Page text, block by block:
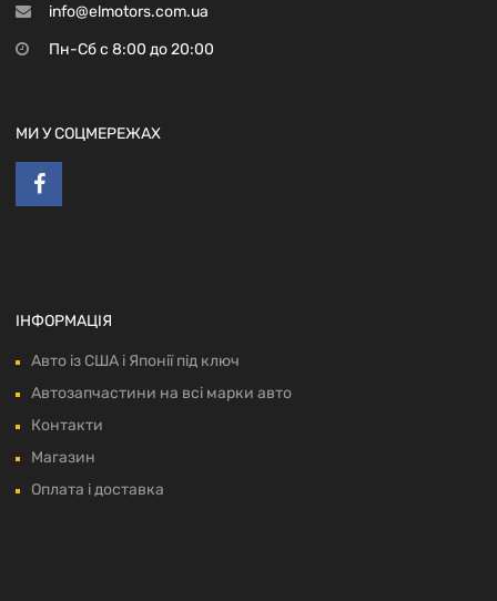
info@elmotors.com.ua
Пн-Сб с 8:00 до 20:00
МИ У СОЦМЕРЕЖАХ
ІНФОРМАЦІЯ
Авто із США і Японії під ключ
Автозапчастини на всі марки авто
Контакти
Магазин
Оплата і доставка